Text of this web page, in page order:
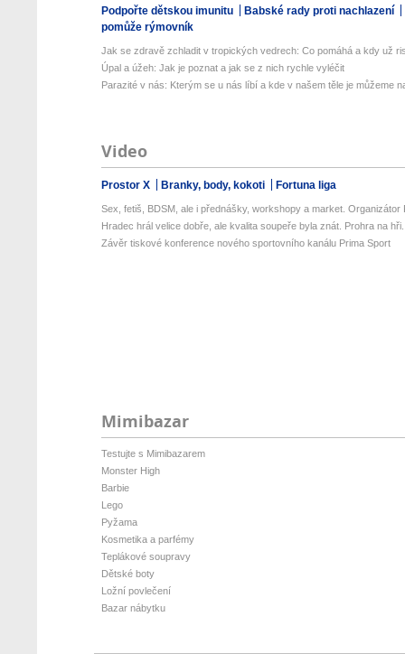
Podpořte dětskou imunitu
Babské rady proti nachlazení
pomůže rýmovník
Jak se zdravě zchladit v tropických vedrech: Co pomáhá a kdy už
Úpal a úžeh: Jak je poznat a jak se z nich rychle vyléčit
Parazité v nás: Kterým se u nás líbí a kde v našem těle je můžeme
Video
Prostor X Branky, body, kokoti Fortuna liga
Sex, fetiš, BDSM, ale i přednášky, workshopy a market. Organizátor
Hradec hrál velice dobře, ale kvalita soupeře byla znát. Prohra na
Závěr tiskové konference nového sportovního kanálu Prima Sport
Mimibazar
Testujte s Mimibazarem
Monster High
Barbie
Lego
Pyžama
Kosmetika a parfémy
Teplákové soupravy
Dětské boty
Ložní povlečení
Bazar nábytku